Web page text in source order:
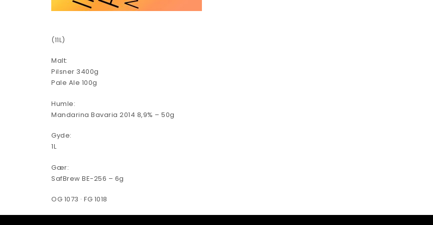
(11L)
Malt:
Pilsner 3400g
Pale Ale 100g
Humle:
Mandarina Bavaria 2014 8,9% – 50g
Gyde:
1L
Gær:
SafBrew BE-256 – 6g
OG 1073 · FG 1018